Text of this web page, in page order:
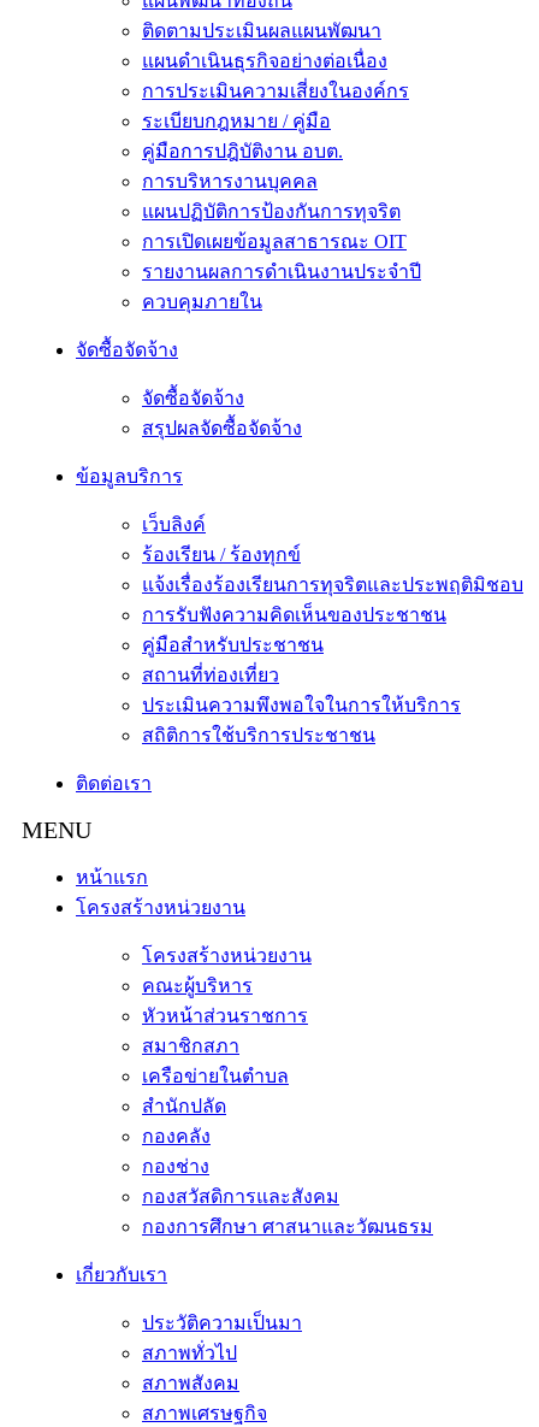
ติดตามประเมินผลแผนพัฒนา
แผนดำเนินธุรกิจอย่างต่อเนื่อง
การประเมินความเสี่ยงในองค์กร
ระเบียบกฎหมาย / คู่มือ
คู่มือการปฎิบัติงาน อบต.
การบริหารงานบุคคล
แผนปฏิบัติการป้องกันการทุจริต
การเปิดเผยข้อมูลสาธารณะ OIT
รายงานผลการดำเนินงานประจำปี
ควบคุมภายใน
จัดซื้อจัดจ้าง
จัดซื้อจัดจ้าง
สรุปผลจัดซื้อจัดจ้าง
ข้อมูลบริการ
เว็บลิงค์
ร้องเรียน / ร้องทุกข์
แจ้งเรื่องร้องเรียนการทุจริตและประพฤติมิชอบ
การรับฟังความคิดเห็นของประชาชน
คู่มือสำหรับประชาชน
สถานที่ท่องเที่ยว
ประเมินความพึงพอใจในการให้บริการ
สถิติการใช้บริการประชาชน
ติดต่อเรา
หน้าแรก
โครงสร้างหน่วยงาน
โครงสร้างหน่วยงาน
คณะผู้บริหาร
หัวหน้าส่วนราชการ
สมาชิกสภา
เครือข่ายในตำบล
สำนักปลัด
กองคลัง
กองช่าง
กองสวัสดิการและสังคม
กองการศึกษา ศาสนาและวัฒนธรม
เกี่ยวกับเรา
ประวัติความเป็นมา
สภาพทั่วไป
สภาพสังคม
สภาพเศรษฐกิจ